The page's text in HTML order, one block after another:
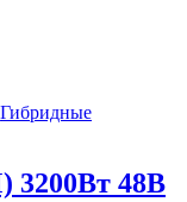
Гибридные
3200Вт 48В